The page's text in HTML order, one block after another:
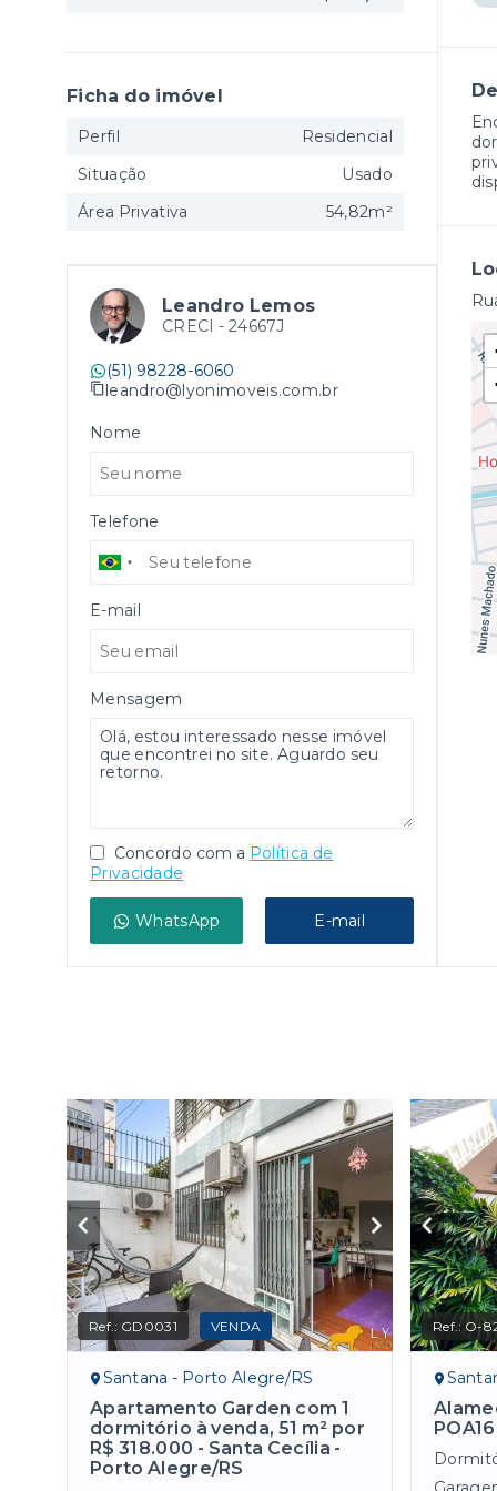
Ficha do imóvel
Perfil
Residencial
Situação
Usado
Área Privativa
54,82m²
Leandro Lemos
CRECI - 24667J
(51) 98228-6060
leandro@lyonimoveis.com.br
Nome
Telefone
E-mail
Mensagem
Concordo com a Política de
Privacidade
WhatsApp E-mail
Ref.: GD0031 VENDA
Santana - Porto Alegre/RS
Apartamento Garden com 1
dormitório à venda, 51 m² por
R$ 318.000 - Santa Cecília -
Porto Alegre/RS
Ref.:O-